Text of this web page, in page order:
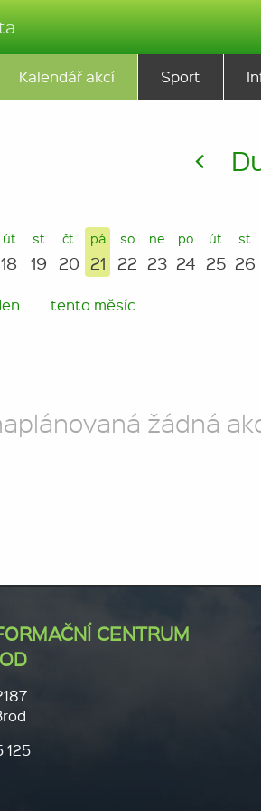
Kalendář akcí Sport
<
út
18
st
19
čt
20
pá
21
so
22
ne
23
po
24
út
25
st
26
tento měsíc
žádná
CENTRUM
125